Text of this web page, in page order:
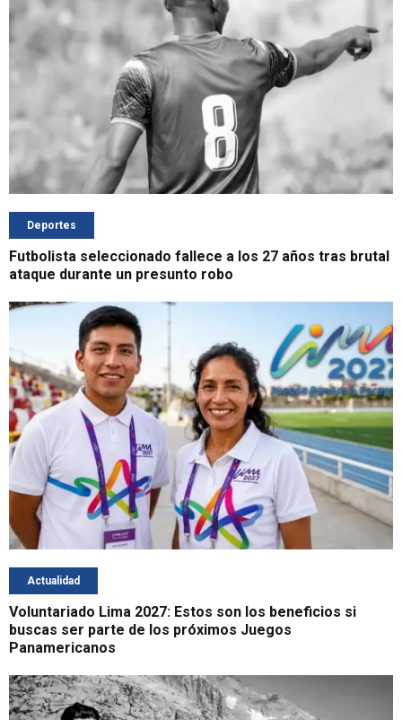
Deportes
Futbolista seleccionado fallece a los 27 años tras brutal
ataque durante un presunto robo
Actualidad
Voluntariado Lima 2027: Estos son los beneficios si
buscas ser parte de los próximos Juegos
Panamericanos